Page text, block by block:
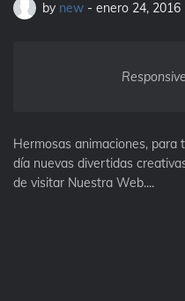
by new - enero 24, 2016
Hermosas animaciones, para
día nuevas divertidas
de visitar Nuestra Web....